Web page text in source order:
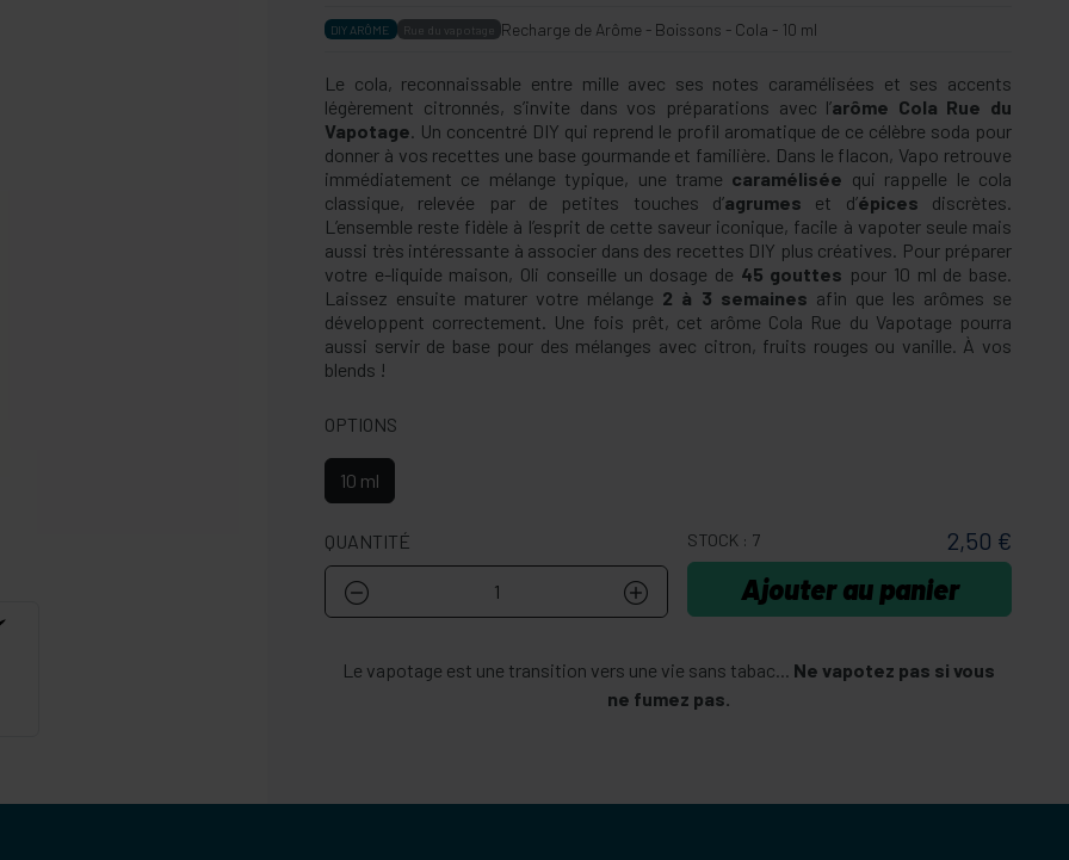
DIY ARÔME Rue du vapotage Recharge de Arôme - Boissons - Cola - 10 ml
Le cola, reconnaissable entre mille avec ses notes caramélisées et ses accents
légèrement citronnés, s’invite dans vos préparations avec l’arôme Cola Rue du
Vapotage. Un concentré DIY qui reprend le profil aromatique de ce célèbre soda pour
donner à vos recettes une base gourmande et familière. Dans le flacon, Vapo retrouve
immédiatement ce mélange typique, une trame caramélisée qui rappelle le cola
classique, relevée par de petites touches d’agrumes et d’épices discrètes.
L’ensemble reste fidèle à l’esprit de cette saveur iconique, facile à vapoter seule mais
aussi très intéressante à associer dans des recettes DIY plus créatives. Pour préparer
votre e-liquide maison, Oli conseille un dosage de 45 gouttes pour 10 ml de base.
Laissez ensuite maturer votre mélange 2 à 3 semaines afin que les arômes se
développent correctement. Une fois prêt, cet arôme Cola Rue du Vapotage pourra
aussi servir de base pour des mélanges avec citron, fruits rouges ou vanille. À vos
blends !
OPTIONS
10 ml
QUANTITÉ STOCK : 7 2,50 €
Ajouter au panier
Le vapotage est une transition vers une vie sans tabac... Ne vapotez pas si vous
ne fumez pas.